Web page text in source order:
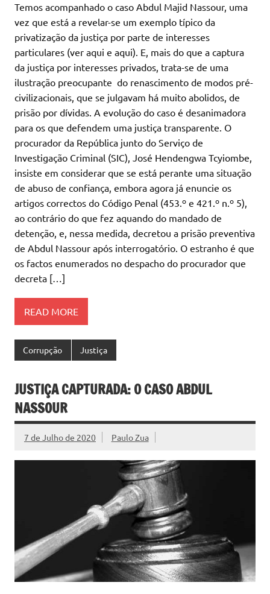
Temos acompanhado o caso Abdul Majid Nassour, uma
vez que está a revelar-se um exemplo típico da
privatização da justiça por parte de interesses
particulares (ver aqui e aqui). E, mais do que a captura
da justiça por interesses privados, trata-se de uma
ilustração preocupante do renascimento de modos pré-
civilizacionais, que se julgavam há muito abolidos, de
prisão por dívidas. A evolução do caso é desanimadora
para os que defendem uma justiça transparente. O
procurador da República junto do Serviço de
Investigação Criminal (SIC), José Hendengwa Tcyiombe,
insiste em considerar que se está perante uma situação
de abuso de confiança, embora agora já enuncie os
artigos correctos do Código Penal (453.º e 421.º n.º 5),
ao contrário do que fez aquando do mandado de
detenção, e, nessa medida, decretou a prisão preventiva
de Abdul Nassour após interrogatório. O estranho é que
os factos enumerados no despacho do procurador que
decreta […]
READ MORE
Corrupção Justiça
JUSTIÇA CAPTURADA: O CASO ABDUL
NASSOUR
7 de Julho de 2020 Paulo Zua